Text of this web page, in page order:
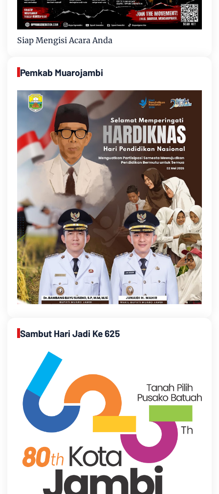
Siap Mengisi Acara Anda
Pemkab Muarojambi
Sambut Hari Jadi Ke 625